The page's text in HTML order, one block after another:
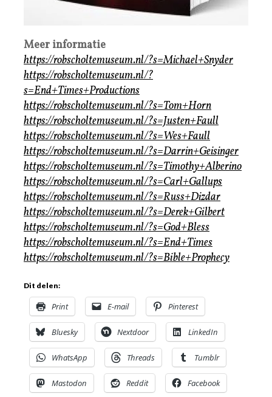
Meer informatie
https://robscholtemuseum.nl/?s=Michael+Snyder
https://robscholtemuseum.nl/?
s=End+Times+Productions
https://robscholtemuseum.nl/?s=Tom+Horn
https://robscholtemuseum.nl/?s=Justen+Faull
https://robscholtemuseum.nl/?s=Wes+Faull
https://robscholtemuseum.nl/?s=Darrin+Geisinger
https://robscholtemuseum.nl/?s=Timothy+Alberino
https://robscholtemuseum.nl/?s=Carl+Gallups
https://robscholtemuseum.nl/?s=Russ+Dizdar
https://robscholtemuseum.nl/?s=Derek+Gilbert
https://robscholtemuseum.nl/?s=God+Bless
https://robscholtemuseum.nl/?s=End+Times
https://robscholtemuseum.nl/?s=Bible+Prophecy
Dit delen:
Print E-mail Pinterest
Bluesky Nextdoor LinkedIn
WhatsApp Threads Tumblr
Mastodon Reddit Facebook